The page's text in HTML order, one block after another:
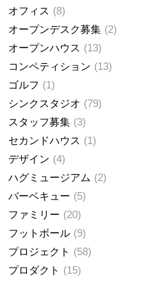
オフィス
8
オープンデスク募集
2
オープンハウス
13
コンペティション
13
ゴルフ
1
シンクスタジオ
79
スタッフ募集 3
セカンドハウス
1
デザイン
4
ハグミュージアム
2
バーベキュー
5
ファミリー
20
フットボール
9
プロジェクト
58
プロダクト
15